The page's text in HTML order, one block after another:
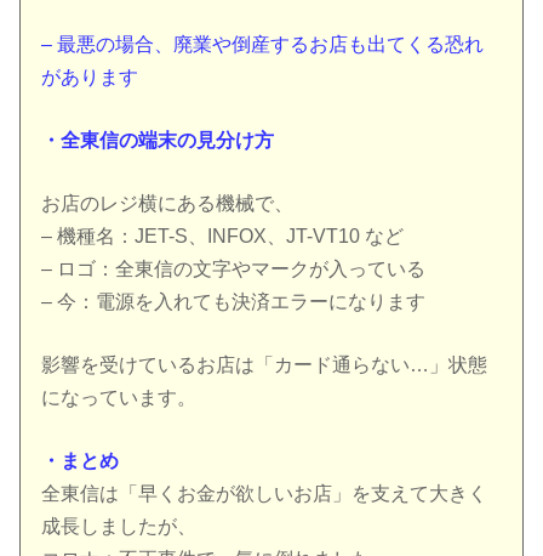
– 最悪の場合、廃業や倒産するお店も出てくる恐れ
があります
・全東信の端末の見分け方
お店のレジ横にある機械で、
– 機種名：JET-S、INFOX、JT-VT10 など
– ロゴ：全東信の文字やマークが入っている
– 今：電源を入れても決済エラーになります
影響を受けているお店は「カード通らない…」状態
になっています。
・まとめ
全東信は「早くお金が欲しいお店」を支えて大きく
成長しましたが、